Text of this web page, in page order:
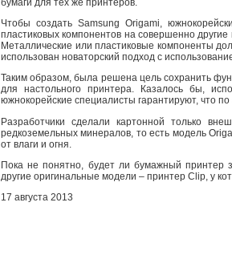
бумаги для тех же принтеров.
Чтобы создать Samsung Origami,
пластиковых компонентов на совершенно
Металлические или пластиковые компоненты
использован новаторский подход с
Таким образом, была решена цель сохранить
для настольного принтера. Казалось бы,
южнокорейские специалисты гарантируют, что
Разработчики сделали картонной только
редкоземельных минералов, то есть модель
от влаги и огня.
Пока не понятно, будет ли бумажный принтер
другие оригинальные модели – принтер Clip, у
17 августа 2013